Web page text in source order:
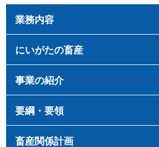
業務内容
にいがたの畜産
事業の紹介
要綱・要領
畜産関係計画